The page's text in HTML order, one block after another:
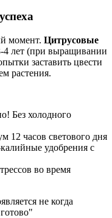
момент. Цитрусовые
4 лет (при выращивании
заставить цвести
растения.
Без холодного
12 часов светового дня
удобрения с
во время
не когда